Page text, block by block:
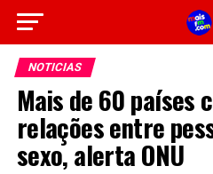
NOTICIAS
Mais de 60 países
relações entre
sexo, alerta ONU